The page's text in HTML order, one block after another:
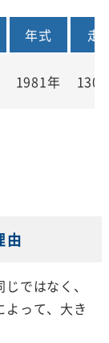
年式
走
1981年
由
ではなく、
って、大き